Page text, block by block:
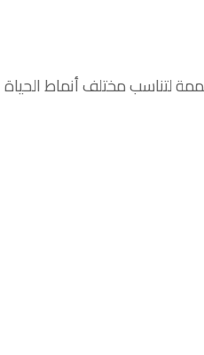
لتناسب مختلف أنماط الحياة